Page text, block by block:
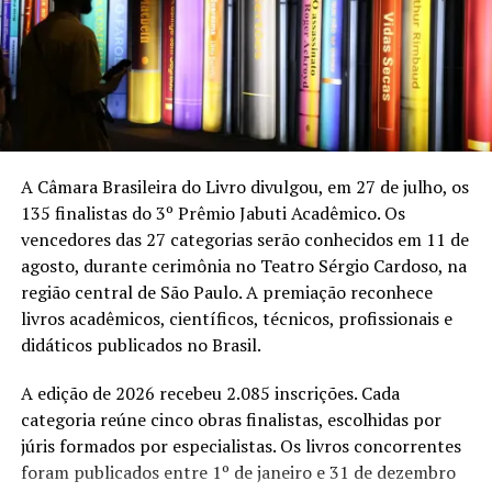
ritmo da história.
Essa participação é parte da essência do mamulengo. O
boneco não se limita a repetir um roteiro fechado. Ele
conversa, provoca, canta, responde e transforma cada
reação da plateia em matéria para a cena. A tolda,
os personagens, vira uma espécie de mundo em
miniatura. É dali que surgem figuras populares capazes
de tratar, com humor e confronto, de assuntos como
autoridade, desigualdade, sobrevivência, solidariedade e
resistência.
O formato adotado pelo Mamulengo Circuladô mistura
sessão, Chico Simões vai conversar com o público sobre
a fabricação dos bonecos, a criação dos personagens e a
transmissão dos conhecimentos entre mestres e
aprendizes. A proposta leva para o centro da conversa
A Câmara Brasileira do Livro divulgou, em 27 de julho, os
135 finalistas do 3º Prêmio Jabuti Acadêmico. Os
vencedores das 27 categorias serão conhecidos em 11 de
agosto, durante cerimônia no Teatro Sérgio Cardoso, na
região central de São Paulo. A premiação reconhece
livros acadêmicos, científicos, técnicos, profissionais e
didáticos publicados no Brasil.
A edição de 2026 recebeu 2.085 inscrições. Cada
categoria reúne cinco obras finalistas, escolhidas por
júris formados por especialistas. Os livros concorrentes
foram publicados entre 1º de janeiro e 31 de dezembro